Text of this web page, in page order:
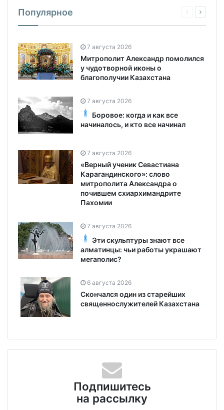
Популярное
7 августа 2026
Митрополит Александр помолился
у чудотворной иконы о
благополучии Казахстана
7 августа 2026
Боровое: когда и как все
начиналось, и кто все начинал
7 августа 2026
«Верный ученик Севастиана
Карагандинского»: слово
митрополита Александра о
почившем схиархимандрите
Пахомии
7 августа 2026
Эти скульптуры знают все
алматинцы: чьи работы украшают
мегаполис?
6 августа 2026
Скончался один из старейших
священнослужителей Казахстана
Подпишитесь
на рассылку